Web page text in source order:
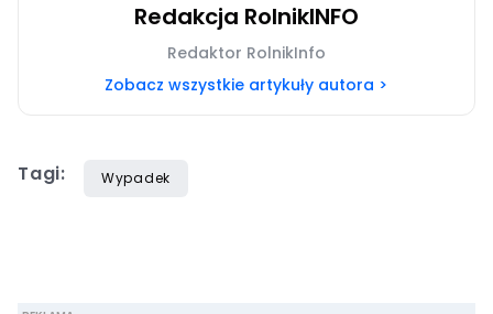
Redakcja RolnikINFO
Redaktor RolnikInfo
Zobacz wszystkie artykuły autora >
Tagi: Wypadek